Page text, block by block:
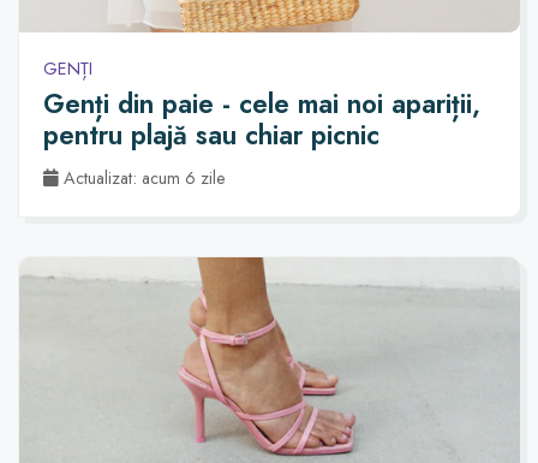
GENȚI
Genți din paie - cele mai noi apariții,
pentru plajă sau chiar picnic
Actualizat: acum 6 zile